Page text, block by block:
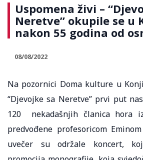
Uspomena živi –
Neretve” okupile se u
nakon 55 godina od
08/08/2022
Na pozornici Doma kulture u
“Djevojke sa Neretve” prvi put
120 nekadašnjih članica hora
predvođene profesoricom
uvečer su održale koncert,